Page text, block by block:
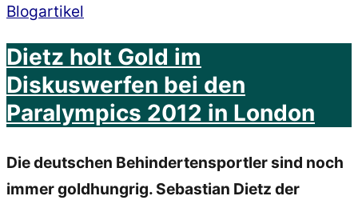
Blogartikel
Dietz holt Gold im
Diskuswerfen bei den
Paralympics 2012 in London
Die deutschen Behindertensportler sind noch
immer goldhungrig. Sebastian Dietz der